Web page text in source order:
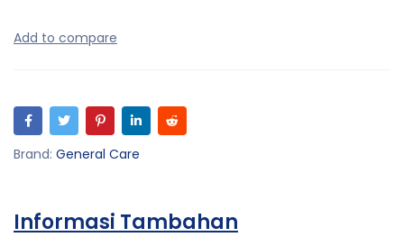
Brand: General Care
Informasi Tambahan